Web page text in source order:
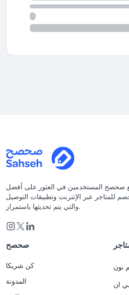
صحصح المستخدمين في العثور على أفضل
للمتاجر عبر الإنترنت وتطبيقات التوصيل
والتي يتم تحديثها باستمرار.
صحصح
كن شريكا
المدونة
نون
ان